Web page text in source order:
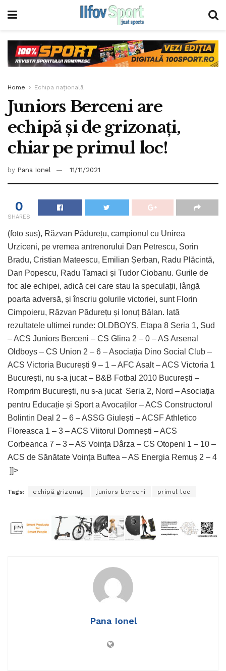
Home Echipa națională
Juniors Berceni are
echipă și de grizonați,
chiar pe primul loc!
by Pana Ionel 11/11/2021
0
SHARES
(foto sus), Răzvan Pădurețu, campionul cu Unirea
Urziceni, pe vremea antrenorului Dan Petrescu, Sorin
Bradu, Cristian Mateescu, Emilian Șerban, Radu Plăcintă,
Dan Popescu, Radu Tamaci și Tudor Ciobanu. Gurile de
foc ale echipei, adică cei care stau la speculații, lângă
poarta adversă, și înscriu golurile victoriei, sunt Florin
Cimpoieru, Răzvan Pădurețu și Ionuț Bălan. Iată
rezultatele ultimei runde: OLDBOYS, Etapa 8 Seria 1, Sud
– ACS Juniors Berceni – CS Glina 2 – 0 – AS Arsenal
Oldboys – CS Union 2 – 6 – Asociația Dino Social Club –
ACS Victoria București 9 – 1 – AFC Asalt – ACS Victoria 1
București, nu s-a jucat – B&B Fotbal 2010 București –
Romprim București, nu s-a jucat Seria 2, Nord – Asociația
pentru Educație și Sport a Avocaților – ACS Constructorul
Bolintin Deal 2 – 6 – ASSG Giulești – ACSF Athletico
Floreasca 1 – 3 – ACS Viitorul Domnești – ACS
Corbeanca 7 – 3 – AS Voința Dârza – CS Otopeni 1 – 10 –
ACS de Sănătate Voința Buftea – AS Energia Remuș 2 – 4
]]>
Tags: echipă grizonați juniors berceni primul loc
Pana Ionel